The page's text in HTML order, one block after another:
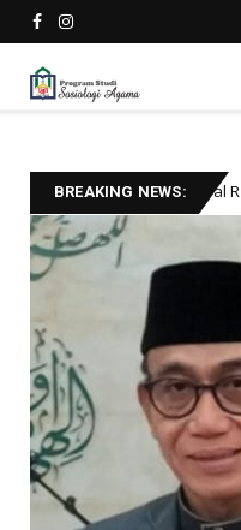
BREAKING NEWS:
Global Ramadhan 1447